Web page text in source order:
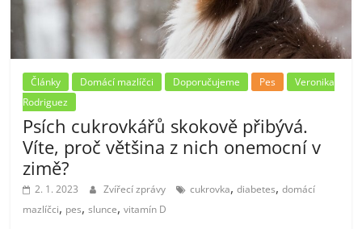
Články Domácí mazlíčci Doporučujeme Pes
Veronika
Rodriguez
Psích cukrovkářů skokově přibývá.
Víte, proč většina z nich onemocní v
zimě?
2. 1. 2023 Zvířecí zprávy cukrovka,diabetes,domácí
mazlíčci, pes,slunce,vitamín D